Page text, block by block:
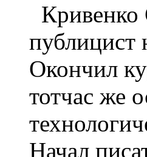
Кривенко
публицист
Окончил
тотчас же
Начал